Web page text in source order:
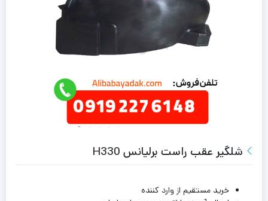
شلگیر عقب راست برلیانس H330
خرید مستقیم از وارد کننده